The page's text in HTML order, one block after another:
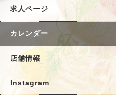
求人ページ
カレンダー
店舗情報
Instagram